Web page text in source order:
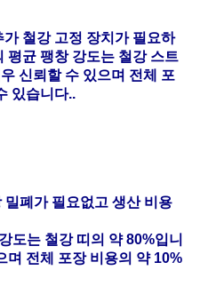
철강 고정 장치가 필요하
평균 팽창 강도는 철강 스트
신뢰할 수 있으며 전체 포
있습니다..
폐가 필요없고 생산 비용
도는 철강 띠의 약 80%입니
며 전체 포장 비용의 약 10%